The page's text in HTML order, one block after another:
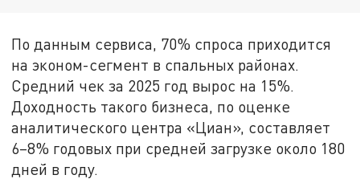
По данным сервиса, 70% спроса приходится
на эконом-сегмент в спальных районах.
Средний чек за 2025 год вырос на 15%.
Доходность такого бизнеса, по оценке
аналитического центра «Циан», составляет
6–8% годовых при средней загрузке около 180
дней в году.